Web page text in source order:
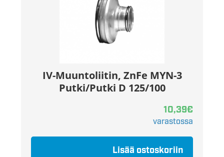
IV-Muuntoliitin, ZnFe MYN-3
Putki/Putki D 125/100
10,39€
varastossa
Lisää ostoskoriin